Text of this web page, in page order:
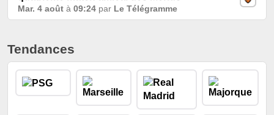
Mar. 4 août à 09:24 par Le Télégramme
Tendances